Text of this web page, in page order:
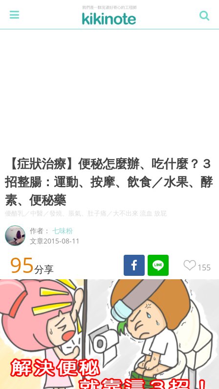
【症狀治療】便秘怎麼辦、吃什麼？３
招整腸：運動、按摩、飲食／水果、酵
素、便秘藥
優酪乳／中醫／發燒、脹氣、肚子痛／大不出來 流血 放屁
作者：七味粉
文章2015-08-11
95分享 155